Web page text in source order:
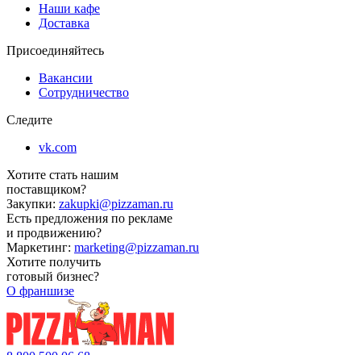
Наши кафе
Доставка
Присоединяйтесь
Вакансии
Сотрудничество
Следите
vk.com
Хотите стать нашим
поставщиком?
Закупки: zakupki@pizzaman.ru
Есть предложения по рекламе
и продвижению?
Маркетинг: marketing@pizzaman.ru
Хотите получить
готовый бизнес?
О франшизе